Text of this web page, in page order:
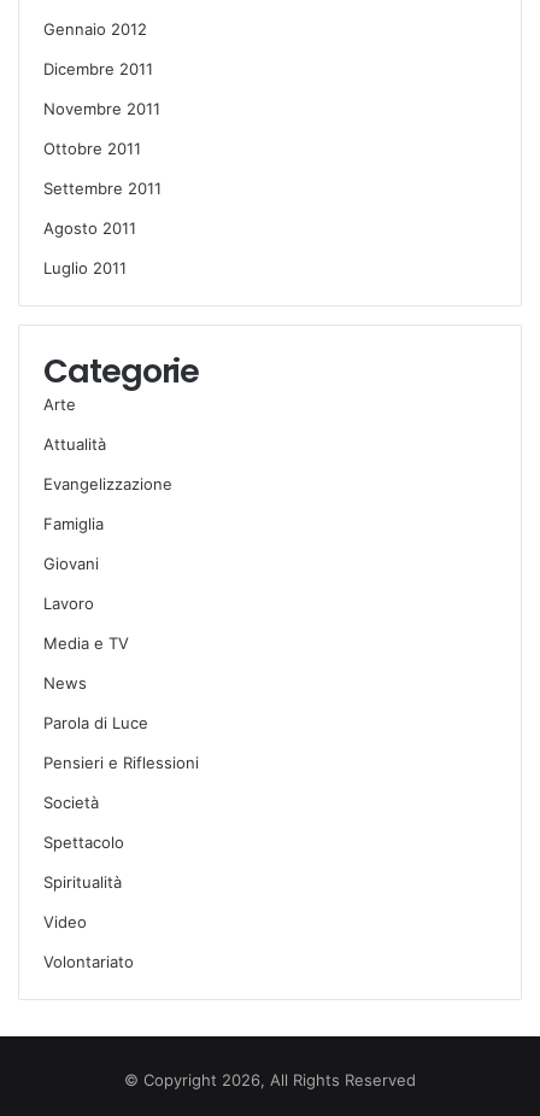
Gennaio 2012
Dicembre 2011
Novembre 2011
Ottobre 2011
Settembre 2011
Agosto 2011
Luglio 2011
Categorie
Arte
Attualità
Evangelizzazione
Famiglia
Giovani
Lavoro
Media e TV
News
Parola di Luce
Pensieri e Riflessioni
Società
Spettacolo
Spiritualità
Video
Volontariato
© Copyright 2026, All Rights Reserved